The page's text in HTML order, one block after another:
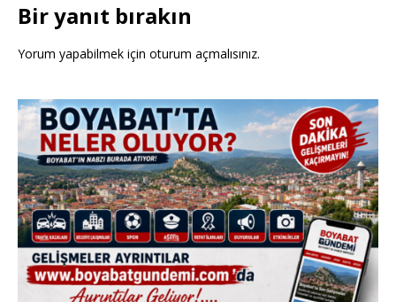
Bir yanıt bırakın
Yorum yapabilmek için oturum açmalısınız.